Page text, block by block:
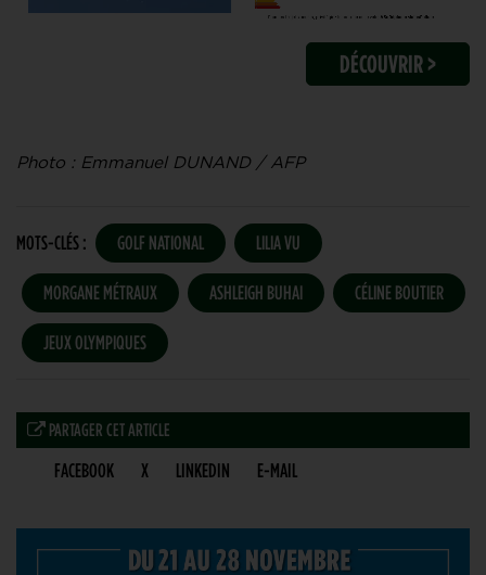
DÉCOUVRIR >
Photo : Emmanuel DUNAND / AFP
MOTS-CLÉS : GOLF NATIONAL LILIA VU
MORGANE MÉTRAUX ASHLEIGH BUHAI CÉLINE BOUTIER
JEUX OLYMPIQUES
PARTAGER CET ARTICLE
FACEBOOK X LINKEDIN E-MAIL